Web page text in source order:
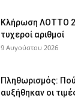
Κλήρωση ΛΟΤΤΟ
τυχεροί αριθμοί
9 Αυγούστου 2026
Πληθωρισμός:
αυξήθηκαν οι